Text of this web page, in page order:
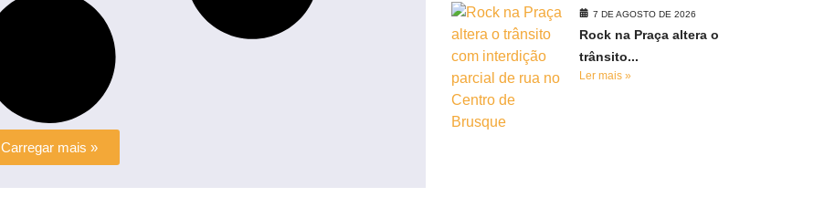
Carregar mais »
7 DE AGOSTO DE 2026
Rock na Praça altera o
trânsito...
Ler mais »